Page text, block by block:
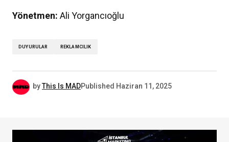
Yönetmen: Ali Yorgancıoğlu
DUYURULAR REKLAMCILIK
byThis Is MADPublished Haziran 11, 2025